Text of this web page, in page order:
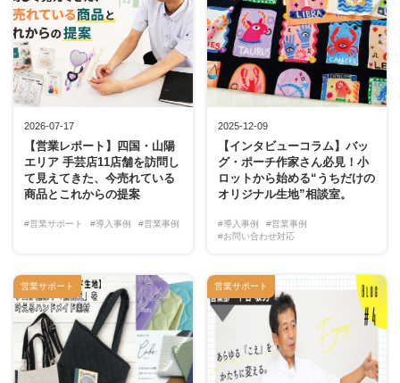
2026-07-17
【営業レポート】四国・山陽
エリア 手芸店11店舗を訪問し
て見えてきた、今売れている
商品とこれからの提案
#営業サポート #導入事例 #営業事例
2025-12-09
【インタビューコラム】バッ
グ・ポーチ作家さん必見！小
ロットから始める“うちだけの
オリジナル生地”相談室。
#導入事例
#営業事例
#お問い合わせ対応
営業サポート 営業サポート